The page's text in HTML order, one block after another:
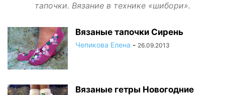
ШАПКИ, ШАРФЫ, ВАРЕЖКИ, НОСКИ
тапочки. Вязание в технике «шибори».
Вязаные тапочки Сирень
Чепикова Елена - 26.09.2013
Вязаные гетры Новогодние